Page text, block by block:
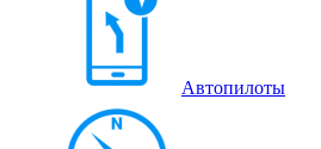
Автопилоты